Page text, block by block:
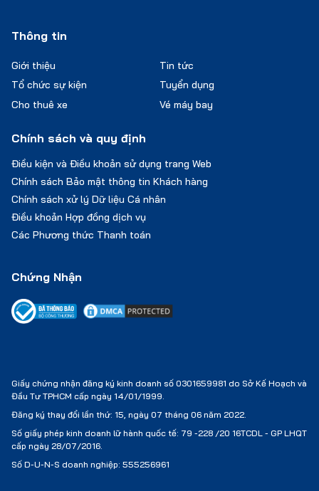
Chứng Nhận
Giấy chứng nhận đăng ký kinh doanh số 0301659981 do Sở Kế Hoạch và
Đầu Tư TPHCM cấp ngày 14/01/1999.
Đăng ký thay đổi lần thứ: 15, ngày 07 tháng 06 năm 2022.
Số giấy phép kinh doanh lữ hành quốc tế: 79 -228 /20 16TCDL - GP LHQT
cấp ngày 28/07/2016.
Số D-U-N-S doanh nghiệp: 555256961
Thông tin
Giới thiệu
Tổ chức sự kiện
Cho thuê xe
Vé máy bay
Tin tức
Tuyển dụng
Chính sách và quy định
Điều kiện và Điều khoản sử dụng trang Web
Chính sách Bảo mật thông tin Khách hàng
Chính sách xử lý Dữ liệu Cá nhân
Điều khoản Hợp đồng dịch vụ
Các Phương thức Thanh toán